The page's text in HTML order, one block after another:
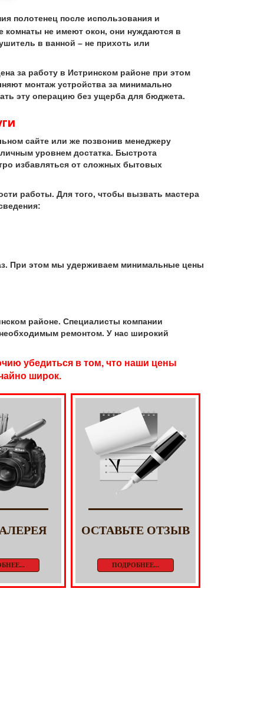
полотенец после использования и
комнаты не имеют окон, они нуждаются в
в ванной – не прихоть или
за работу в Истринском районе при этом
монтаж устройства за минимально
эту операцию без ущерба для бюджета.
сайте или же позвонив менеджеру
уровнем достатка. Быстрота
избавляться от сложных бытовых
работы. Для того, чтобы вызвать мастера
При этом мы удерживаем минимальные цены
районе. Специалисты компании
ремонтом. У нас широкий
убедиться в том, что наши цены
широк.
ОСТАВЬТЕ ОТЗЫВ
ПОДРОБНЕЕ...